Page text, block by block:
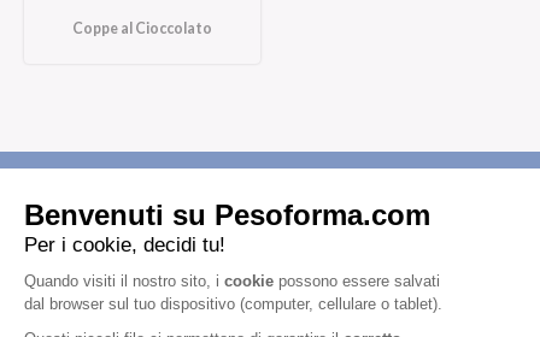
Coppe al Cioccolato
Letta l'informativa privacy, acconsento all'iscrizione alla newsletter